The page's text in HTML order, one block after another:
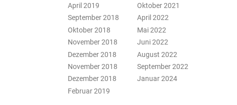
April 2019
September 2018
Oktober 2018
November 2018
Dezember 2018
November 2018
Dezember 2018
Februar 2019
Oktober 2021
April 2022
Mai 2022
Juni 2022
August 2022
September 2022
Januar 2024